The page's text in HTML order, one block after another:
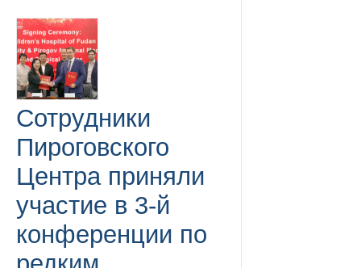
Сотрудники
Пироговского
Центра приняли
участие в 3-й
конференции по